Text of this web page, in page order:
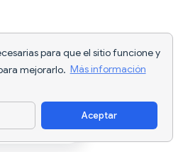
para que el sitio funcione y
mejorarlo. Más información
Aceptar
app